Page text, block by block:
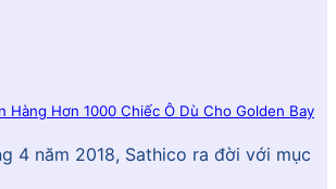
Hàng Hơn 1000 Chiếc Ô Dù Cho Golden Bay
4 năm 2018, Sathico ra đời với mục